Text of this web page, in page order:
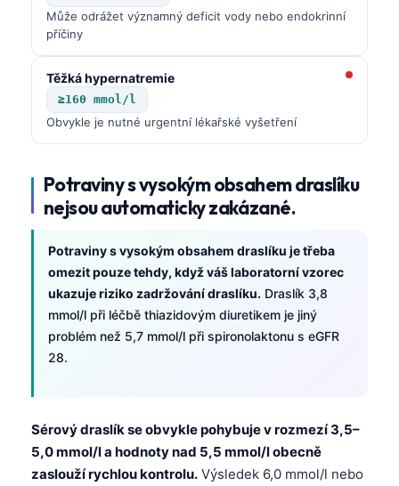
Může odrážet významný deficit vody nebo endokrinní
příčiny
Těžká hypernatremie
≥160 mmol/l
Obvykle je nutné urgentní lékařské vyšetření
Potraviny s vysokým obsahem draslíku
nejsou automaticky zakázané.
Potraviny s vysokým obsahem draslíku je třeba
omezit pouze tehdy, když váš laboratorní vzorec
ukazuje riziko zadržování draslíku. Draslík 3,8
mmol/l při léčbě thiazidovým diuretikem je jiný
problém než 5,7 mmol/l při spironolaktonu s eGFR
28.
Sérový draslík se obvykle pohybuje v rozmezí 3,5–
5,0 mmol/l a hodnoty nad 5,5 mmol/l obecně
zaslouží rychlou kontrolu. Výsledek 6,0 mmol/l nebo
Українська
O‘zbekcha
Hrvatski
Slovenčina
سنڌي
සිංහල
অসমীয়া
Galego
Latviešu valoda
Македонски јазик
Euskara